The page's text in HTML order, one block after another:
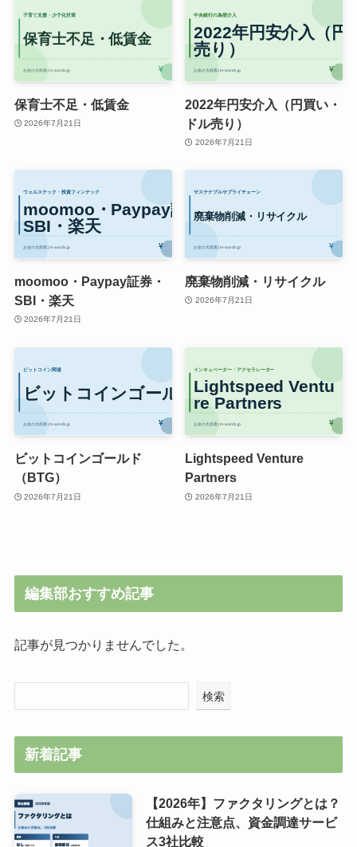
保育士不足・低賃金
2026年7月21日
2022年円安介入（円買い・
ドル売り）
2026年7月21日
moomoo・Paypay証券・
SBI・楽天
2026年7月21日
廃棄物削減・リサイクル
2026年7月21日
ビットコインゴールド
（BTG）
2026年7月21日
Lightspeed Venture
Partners
2026年7月21日
編集部おすすめ記事
記事が見つかりませんでした。
検索
新着記事
【2026年】ファクタリングとは？
仕組みと注意点、資金調達サービ
ス3社比較